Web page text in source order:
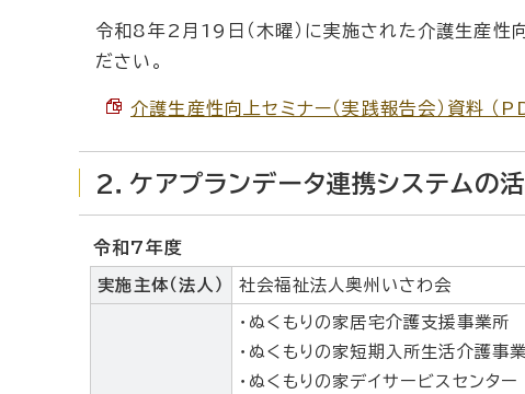
令和8年2月19日（木曜）に実施された介護生産性
ださい。
介護生産性向上セミナー（実践報告会）資料 （
2．ケアプランデータ連携システムの
令和7年度
実施主体（法人） 社会福祉法人奥州いさわ会
・ぬくもりの家居宅介護支援事業所
・ぬくもりの家短期入所生活介護事
・ぬくもりの家デイサービスセンター